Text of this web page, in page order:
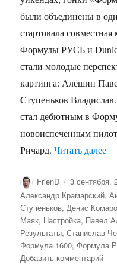
были объединены в
стартовала
Формулы РУСЬ и
стали молодые
картинга: Алёшин
Cтупеньков
стал дебютным в
новоиспеченным
Ричард.Читать далее
Автор
FrienD 3 сентября,
Александр Крамарский,
Ступеньков, Денис
Маяк, Настройка, Павел
Результаты,Станислав
Формула 1600,Формула
Добавить комментарийк